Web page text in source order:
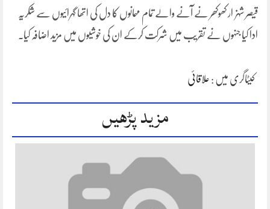
قیصر شہزار کھوکھر نے آنے والے تمام مہمانوں کا دل کی اتھا گہرائیوں سے شکریہ
ادا کیا جنہوں نے تقریب میں شرکت کرکے ان کی خوشیوں میں مزید اضافہ کیا۔
کیٹاگری میں : علاقائی
مزید پڑھیں